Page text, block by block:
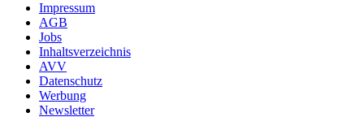
Impressum
AGB
Jobs
Inhaltsverzeichnis
AVV
Datenschutz
Werbung
Newsletter